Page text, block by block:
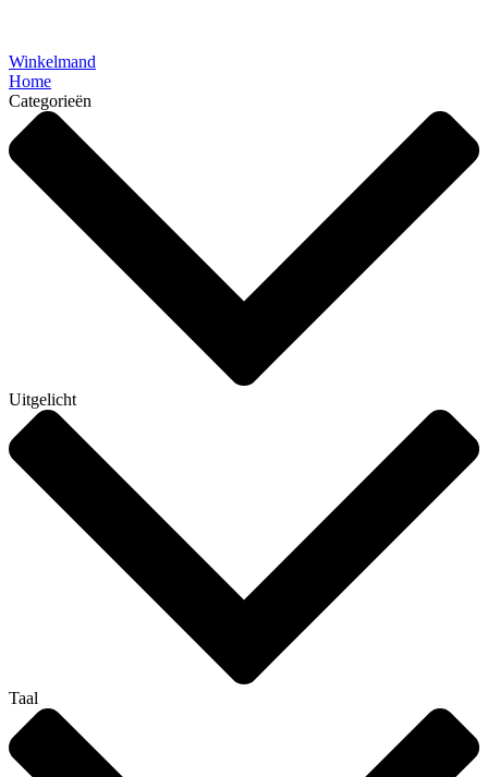
Winkelmand
Home
Categorieën
Uitgelicht
Taal